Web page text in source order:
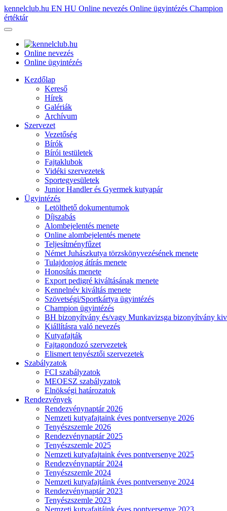
kennelclub.hu EN HU Online nevezés Online ügyintézés Champion
értéktár
Online nevezés
Online ügyintézés
Kezdőlap
Kereső
Hírek
Galériák
Archívum
Szervezet
Vezetőség
Bírók
Bírói testületek
Fajtaklubok
Vidéki szervezetek
Sportegyesületek
Junior Handler és Gyermek kutyapár
Ügyintézés
Letölthető dokumentumok
Díjszabás
Alombejelentés menete
Online alombejelentés menete
Teljesítményfűzet
Német Juhászkutya törzskönyvezésének menete
Tulajdonjog átírás menete
Honosítás menete
Export pedigré kiváltásának menete
Kennelnév kiváltás menete
Szövetségi/Sportkártya ügyintézés
Champion ügyintézés
BH bizonyítvány és/vagy Munkavizsga bizonyítvány
Kiállításra való nevezés
Kutyafajták
Fajtagondozó szervezetek
Elismert tenyésztői szervezetek
Szabályzatok
FCI szabályzatok
MEOESZ szabályzatok
Elnökségi határozatok
Rendezvények
Rendezvénynaptár 2026
Nemzeti kutyafajtaink éves pontversenye 2026
Tenyészszemle 2026
Rendezvénynaptár 2025
Tenyészszemle 2025
Nemzeti kutyafajtaink éves pontversenye 2025
Rendezvénynaptár 2024
Tenyészszemle 2024
Nemzeti kutyafajtáink éves pontversenye 2024
Rendezvénynaptár 2023
Tenyészszemle 2023
Nemzeti kutyafajtáink éves pontversenye 2023